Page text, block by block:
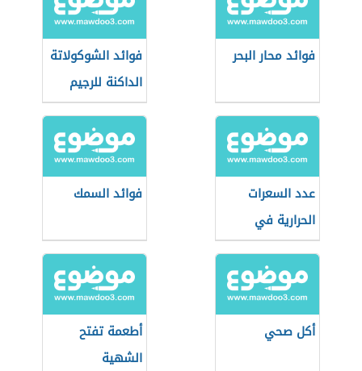
فوائد محار البحر
فوائد الشوكولاتة
الداكنة للرجيم
عدد السعرات
الحرارية في
ملعقة السكر
فوائد السمك
أكل صحي
أطعمة تفتح
الشهية